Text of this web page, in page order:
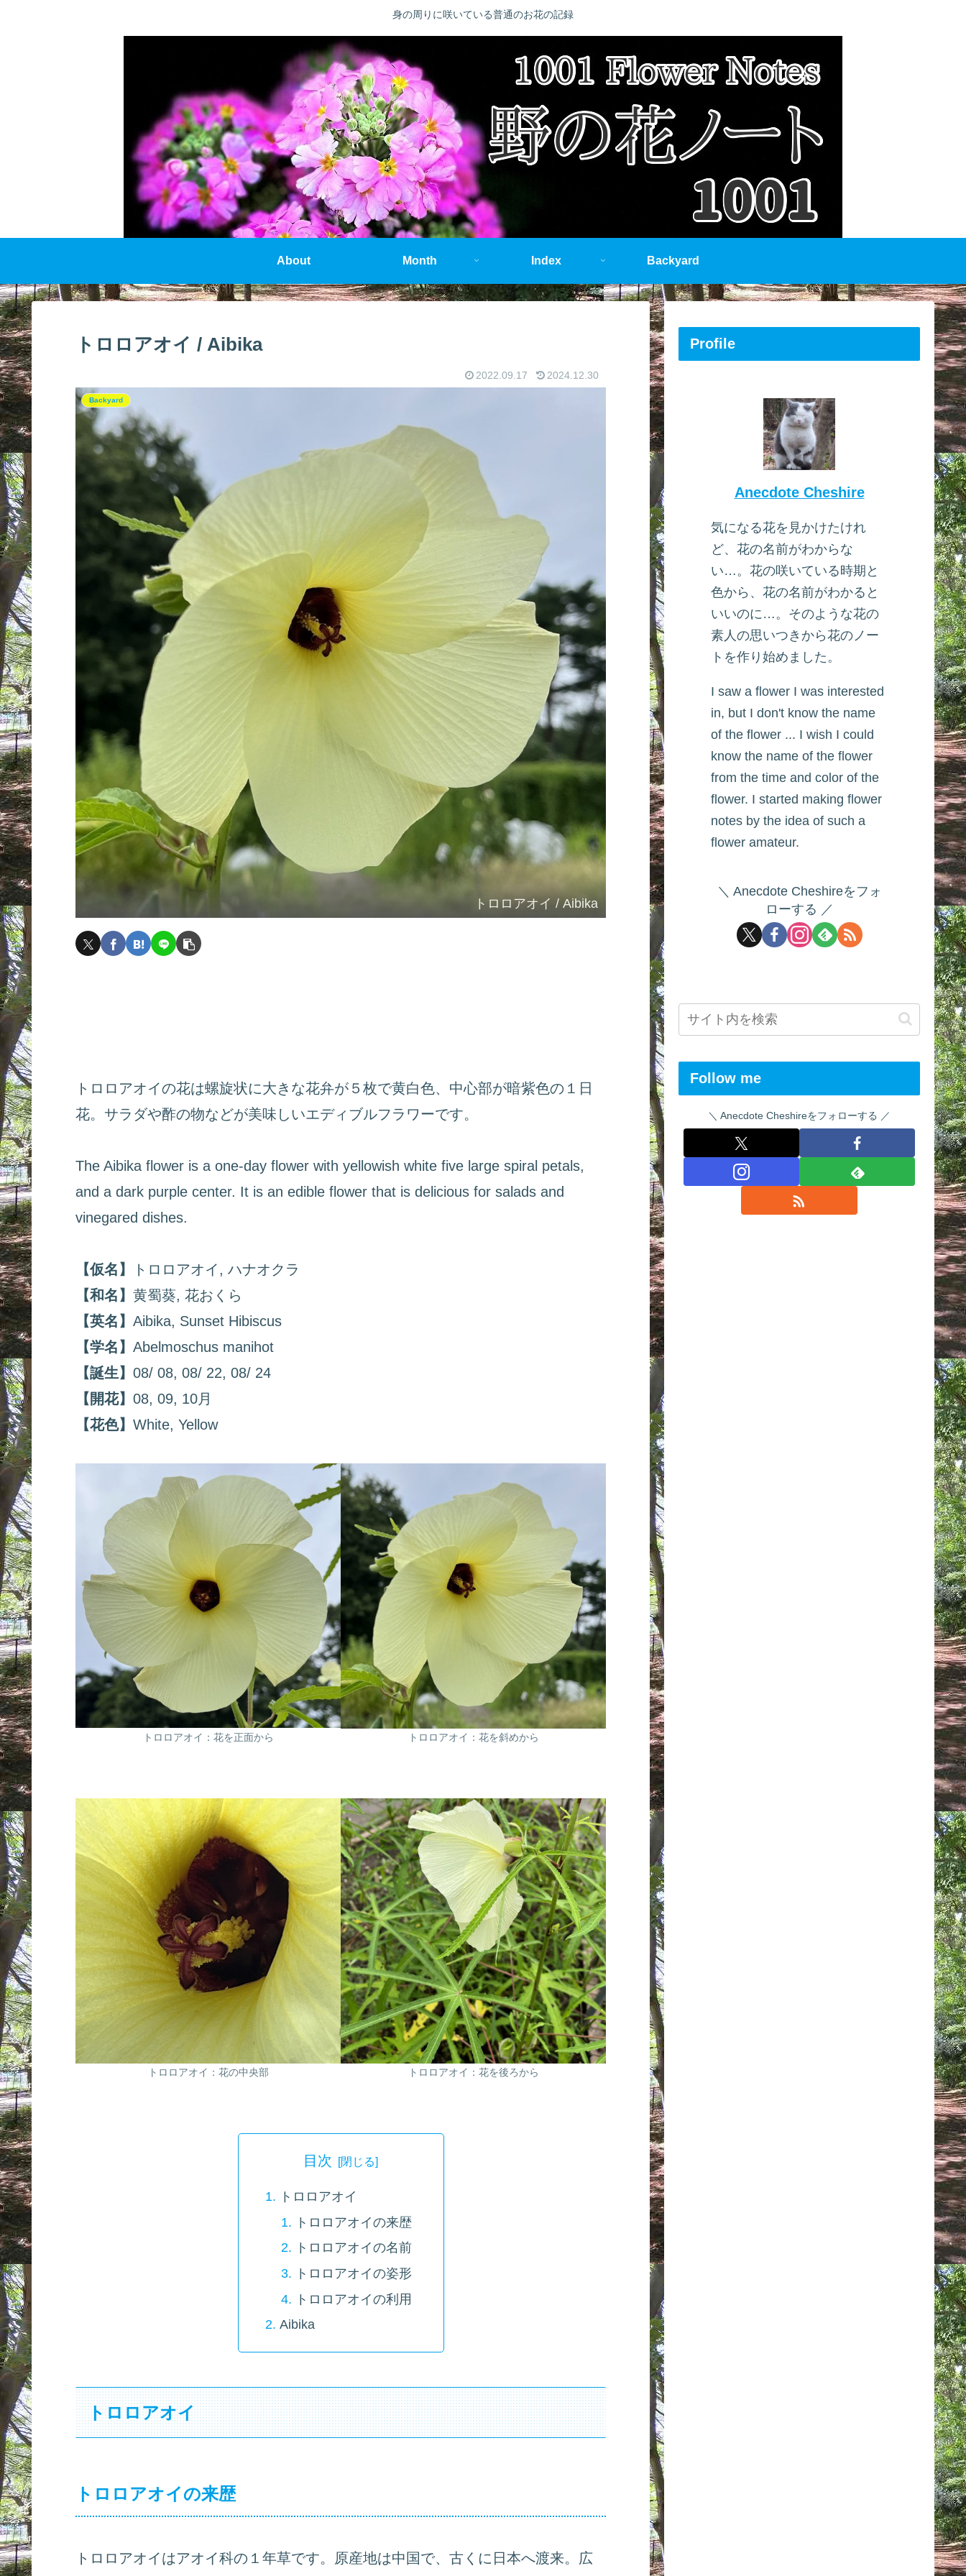
身の周りに咲いている普通のお花の記録
About Month Index Backyard
トロロアオイ / Aibika
2022.09.17 2024.12.30
Backyard
トロロアオイ / Aibika
トロロアオイの花は螺旋状に大きな花弁が５枚で黄白色、中心部が暗紫色の１日
花。サラダや酢の物などが美味しいエディブルフラワーです。
The Aibika flower is a one-day flower with yellowish white five large spiral petals,
and a dark purple center. It is an edible flower that is delicious for salads and
vinegared dishes.
【仮名】
トロロアオイ, ハナオクラ
【和名】 黄蜀葵, 花おくら
【英名】 Aibika, Sunset Hibiscus
【学名】 Abelmoschus manihot
【誕生】 08/ 08, 08/ 22, 08/ 24
【開花】 08, 09, 10月
【花色】 White, Yellow
トロロアオイ：花を正面から トロロアオイ：花を斜めから
トロロアオイ：花の中央部 トロロアオイ：花を後ろから
目次
トロロアオイ
トロロアオイの来歴
トロロアオイの名前
トロロアオイの姿形
トロロアオイの利用
Aibika
トロロアオイ
トロロアオイの来歴
トロロアオイはアオイ科の１年草です。原産地は中国で、古くに日本へ渡来。広
Profile
Anecdote Cheshire
気になる花を見かけたけれ
ど、花の名前がわからな
い…。花の咲いている時期と
色から、花の名前がわかると
いいのに…。そのような花の
素人の思いつきから花のノー
トを作り始めました。
I saw a flower I was interested
in, but I don't know the name
of the flower ... I wish I could
know the name of the flower
from the time and color of the
flower. I started making flower
notes by the idea of such a
flower amateur.
Anecdote Cheshireをフォ
ローする
Follow me
Anecdote Cheshireをフォローする